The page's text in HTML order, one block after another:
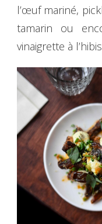
l’œuf mariné,
tamarin ou
vinaigrette à